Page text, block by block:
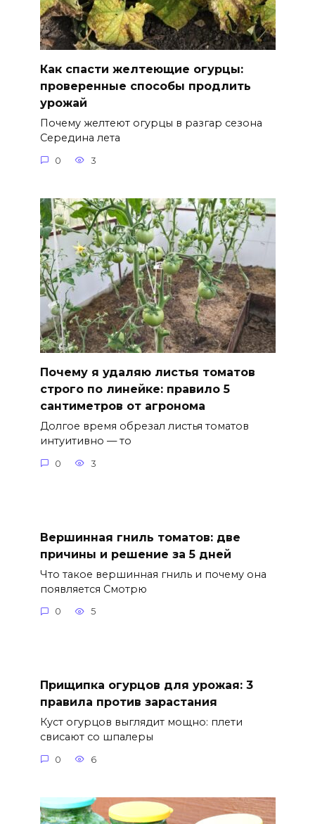
Как спасти желтеющие огурцы:
проверенные способы продлить
урожай
Почему желтеют огурцы в разгар сезона
Середина лета
0 3
Почему я удаляю листья томатов
строго по линейке: правило 5
сантиметров от агронома
Долгое время обрезал листья томатов
интуитивно — то
0 3
Вершинная гниль томатов: две
причины и решение за 5 дней
Что такое вершинная гниль и почему она
появляется Смотрю
0 5
Прищипка огурцов для урожая: 3
правила против зарастания
Куст огурцов выглядит мощно: плети
свисают со шпалеры
0 6